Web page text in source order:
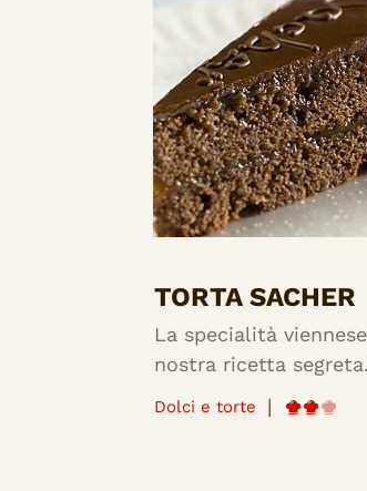
TORTA SACHER
La specialità
nostra ricetta segreta.
Dolci e torte |